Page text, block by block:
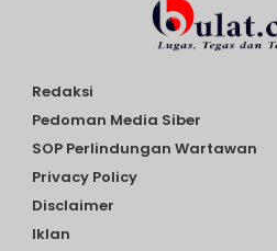
Redaksi
Pedoman Media Siber
SOP Perlindungan Wartawan
Privacy Policy
Disclaimer
Iklan